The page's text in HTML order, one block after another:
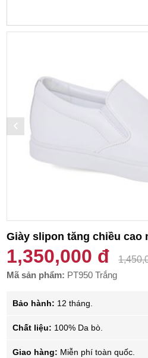
Giày slipon tăng chiều cao
1,350,000 đ
Mã sản phẩm: PT950 Trắng
Bảo hành: 12 tháng.
Chất liệu: 100% Da bò.
Giao hàng: Miễn phí toàn quốc.